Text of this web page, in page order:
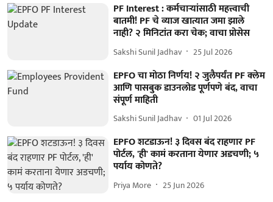
PF Interest : कर्मचाऱ्यांसाठी महत्त्वाची
बातमी! PF चे व्याज खात्यात जमा झाले
नाही? २ मिनिटांत करा चेक; वाचा प्रोसेस
Sakshi Sunil Jadhav 25 Jul 2026
EPFO चा मोठा निर्णय! २ जुलैपर्यंत PF क्लेम
आणि पासबुक डाउनलोड पूर्णपणे बंद, वाचा
संपूर्ण माहिती
Sakshi Sunil Jadhav 01 Jul 2026
EPFO शटडाऊन! ३ दिवस बंद राहणार PF
पोर्टल, 'ही' कामं करताना येणार अडचणी; ५
पर्याय कोणते?
Priya More 25 Jun 2026